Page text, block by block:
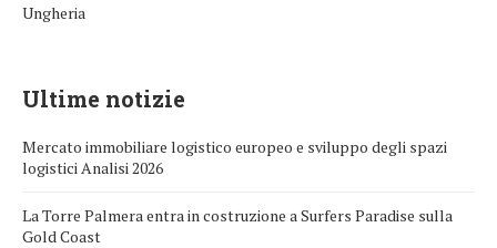
Ungheria
Ultime notizie
Mercato immobiliare logistico europeo e sviluppo degli spazi
logistici Analisi 2026
La Torre Palmera entra in costruzione a Surfers Paradise sulla
Gold Coast